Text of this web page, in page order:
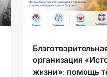
организация
жизни»: помощь